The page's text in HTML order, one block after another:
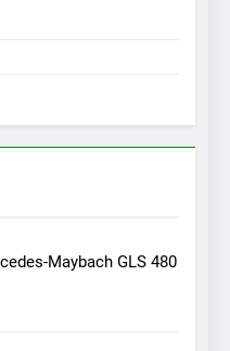
Maybach GLS 480